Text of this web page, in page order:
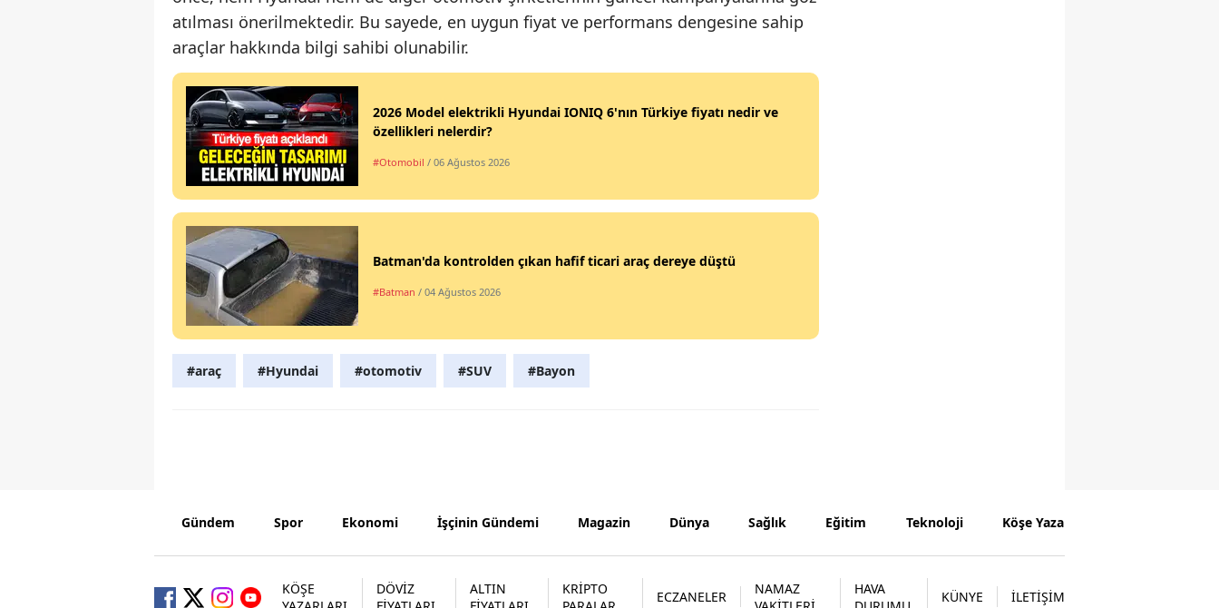
Muş
Ordu
Rize
Siirt
Sivas
Tekirdağ
Şanlıurfa
Van
atılması önerilmektedir. Bu sayede, en uygun fiyat ve performans dengesine sahip
araçlar hakkında bilgi sahibi olunabilir.
2026 Model elektrikli Hyundai IONIQ 6'nın Türkiye fiyatı nedir ve
özellikleri nelerdir?
#Otomobil / 06 Ağustos 2026
Batman'da kontrolden çıkan hafif ticari araç dereye düştü
#Batman / 04 Ağustos 2026
#araç #Hyundai #otomotiv #SUV #Bayon
Gündem Spor Ekonomi İşçinin Gündemi Magazin Dünya Sağlık Eğitim Teknoloji Köşe Yazarları
KÖŞE
DÖVİZ
ALTIN
KRİPTO
ECZANELER
NAMAZ
HAVA
KÜNYE İLETİŞİM